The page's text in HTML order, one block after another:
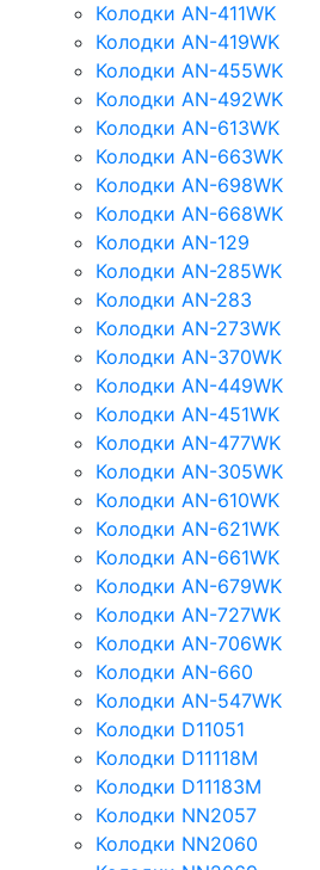
Колодки AN-411WK
Колодки AN-419WK
Колодки AN-455WK
Колодки AN-492WK
Колодки AN-613WK
Колодки AN-663WK
Колодки AN-698WK
Колодки AN-668WK
Колодки AN-129
Колодки AN-285WK
Колодки AN-283
Колодки AN-273WK
Колодки AN-370WK
Колодки AN-449WK
Колодки AN-451WK
Колодки AN-477WK
Колодки AN-305WK
Колодки AN-610WK
Колодки AN-621WK
Колодки AN-661WK
Колодки AN-679WK
Колодки AN-727WK
Колодки AN-706WK
Колодки AN-660
Колодки AN-547WK
Колодки D11051
Колодки D11118M
Колодки D11183M
Колодки NN2057
Колодки NN2060